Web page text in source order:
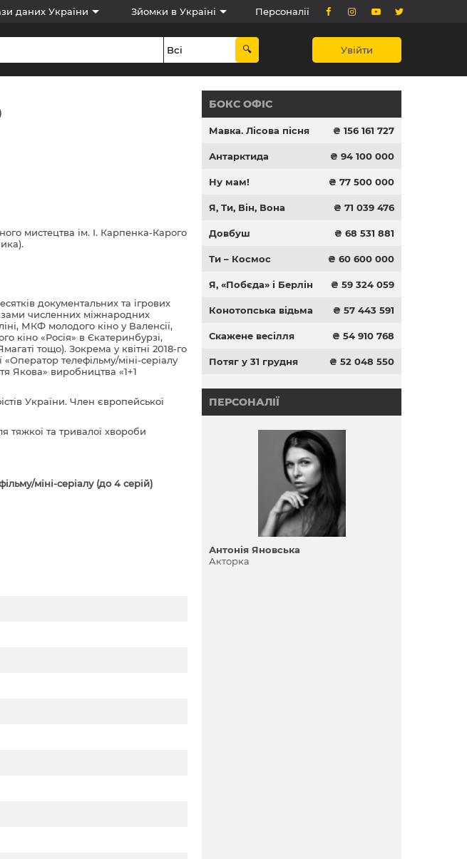
даних України Зйомки в Україні Персоналії
Увійти
мистецтва ім. І. Карпенка-Карого
документальних та ігрових
численних міжнародних
МКФ молодого кіно у Валенсії,
кіно «Росія» в Єкатеринбурзі,
тощо). Зокрема у квітні 2018-го
«Оператор телефільму/міні-серіалу
Якова» виробництва «1+1
України. Член європейської
тяжкої та тривалої хвороби
міні-серіалу (до 4 серій)
БОКС ОФІС
Мавка. Лісова пісня ₴ 156 161 727
Антарктида ₴ 94 100 000
Ну мам! ₴ 77 500 000
Я, Ти, Він, Вона ₴ 71 039 476
Довбуш ₴ 68 531 881
Ти – Космос ₴ 60 600 000
Я, «Побєда» і Берлін ₴ 59 324 059
Конотопська відьма ₴ 57 443 591
Скажене весілля ₴ 54 910 768
Потяг у 31 грудня ₴ 52 048 550
ПЕРСОНАЛІЇ
Антонія Яновська
Акторка